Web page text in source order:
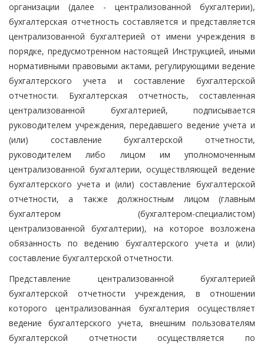
организации (далее - централизованной бухгалтерии),
бухгалтерская отчетность составляется и представляется
централизованной бухгалтерией от имени учреждения в
порядке, предусмотренном настоящей Инструкцией, иными
нормативными правовыми актами, регулирующими ведение
бухгалтерского учета и составление бухгалтерской
отчетности. Бухгалтерская отчетность, составленная
централизованной бухгалтерией, подписывается
руководителем учреждения, передавшего ведение учета и
(или) составление бухгалтерской отчетности,
руководителем либо лицом им уполномоченным
централизованной бухгалтерии, осуществляющей ведение
бухгалтерского учета и (или) составление бухгалтерской
отчетности, а также должностным лицом (главным
бухгалтером (бухгалтером-специалистом)
централизованной бухгалтерии), на которое возложена
обязанность по ведению бухгалтерского учета и (или)
составление бухгалтерской отчетности.
Представление централизованной бухгалтерией
бухгалтерской отчетности учреждения, в отношении
которого централизованная бухгалтерия осуществляет
ведение бухгалтерского учета, внешним пользователям
бухгалтерской отчетности осуществляется по